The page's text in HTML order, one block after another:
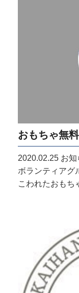
おもちゃ無
2020.02.25 お知
ボランティアグ
こわれたおもち